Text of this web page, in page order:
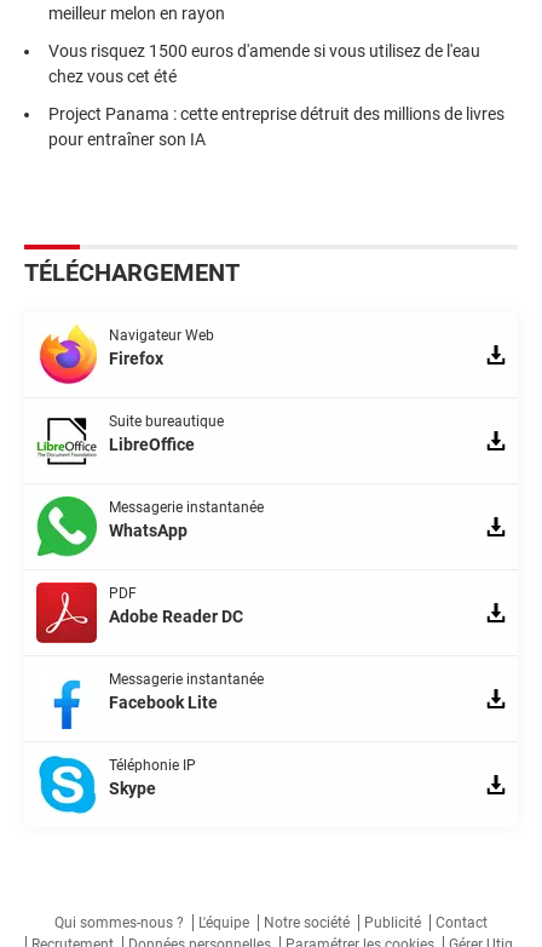
meilleur melon en rayon
Vous risquez 1500 euros d'amende si vous utilisez de l'eau
chez vous cet été
Project Panama : cette entreprise détruit des millions de livres
pour entraîner son IA
TÉLÉCHARGEMENT
Navigateur Web
Firefox
Suite bureautique
LibreOffice
Messagerie instantanée
WhatsApp
PDF
Adobe Reader DC
Messagerie instantanée
Facebook Lite
Téléphonie IP
Skype
Qui sommes-nous ? L'équipe Notre société Publicité
Contact